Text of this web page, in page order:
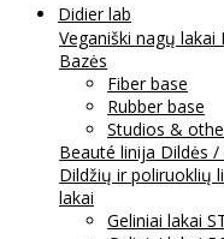
Didier lab
Veganiški nagų lakai
Bazės
Fiber base
Rubber base
Studios &
Beauté linija Dildės /
Dildžių ir poliruoklių
lakai
Geliniai lakai